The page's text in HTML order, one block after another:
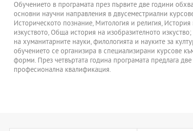
Обучението в програмата през първите две години
основни научни направления в двусеместриални
Историческото познание, Митология и религия, История
изкуството, Обща история на изобразителното
на хуманитарните науки, филологията и науките за
обучението се организира в специализирани курсове
форми. През четвъртата година програмата предлага
професионална квалификация.